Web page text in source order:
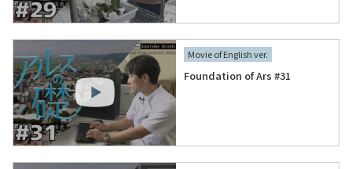
Movie of English ver.
Foundation of Ars #31